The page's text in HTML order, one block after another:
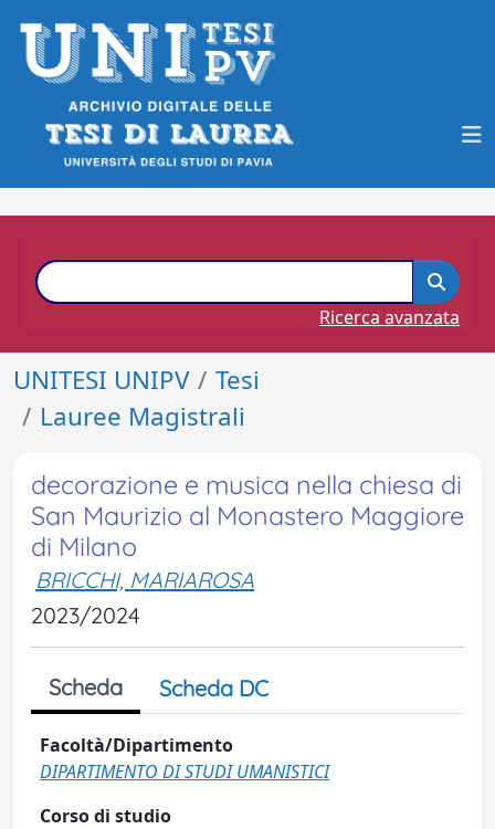
Ricerca avanzata
UNITESI UNIPV
Tesi
Lauree Magistrali
decorazione e musica nella chiesa di
San Maurizio al Monastero Maggiore
di Milano
BRICCHI, MARIAROSA
2023/2024
Scheda Scheda DC
Facoltà/Dipartimento
DIPARTIMENTO DI STUDI UMANISTICI
Corso di studio